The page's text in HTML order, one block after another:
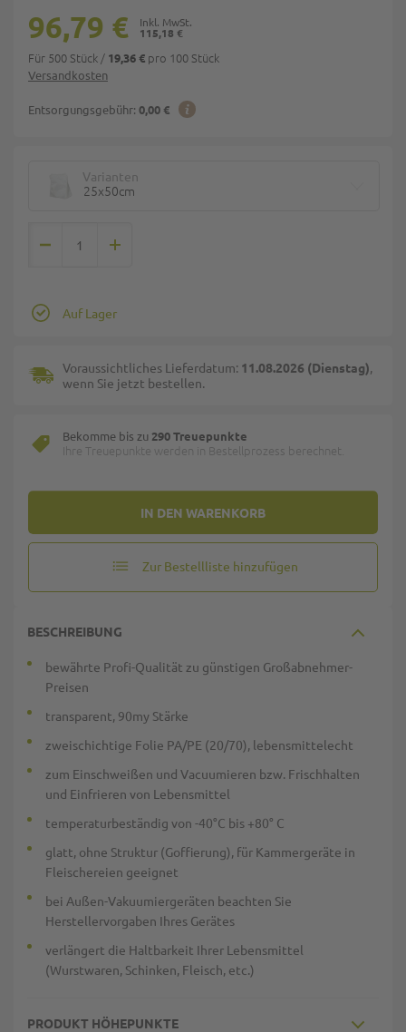
Versandkosten
Entsorgungsgebühr: 0,00 €
115,18 €
96,79 €
Für 500 Stück / 19,36 € pro 100 Stück
Varianten
25x50cm
IN DEN WARENKORB
Auf Lager
Voraussichtliches Lieferdatum: 11.08.2026 (Dienstag),
wenn Sie jetzt bestellen.
Bekomme bis zu 290 Treuepunkte
Ihre Treuepunkte werden in Bestellprozess berechnet.
Zur Bestellliste hinzufügen
BESCHREIBUNG
bewährte Profi-Qualität zu günstigen Großabnehmer-
Preisen
transparent, 90my Stärke
zweischichtige Folie PA/PE (20/70), lebensmittelecht
zum Einschweißen und Vacuumieren bzw. Frischhalten
und Einfrieren von Lebensmittel
temperaturbeständig von -40°C bis +80° C
glatt, ohne Struktur (Goffierung), für Kammergeräte in
Fleischereien geeignet
bei Außen-Vakuumiergeräten beachten Sie
Herstellervorgaben Ihres Gerätes
verlängert die Haltbarkeit Ihrer Lebensmittel
(Wurstwaren, Schinken, Fleisch, etc.)
PRODUKT HÖHEPUNKTE